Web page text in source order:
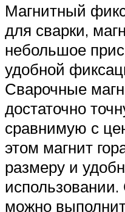
Магнитный
для сварки,
небольшое
удобной
Сварочные
достаточно
сравнимую с
этом магнит
размеру и
можно